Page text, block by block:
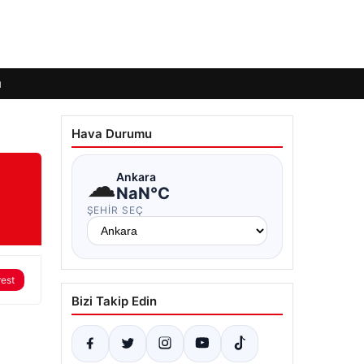
Hava Durumu
☁Ankara
NaN°C
ŞEHIR SEÇ
Bizi Takip Edin